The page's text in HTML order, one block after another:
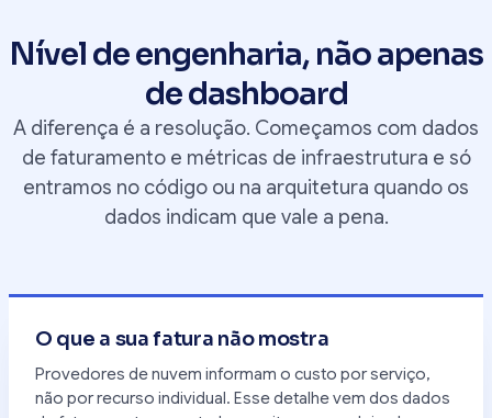
Nível de engenharia, não apenas
de dashboard
A diferença é a resolução. Começamos com dados
de faturamento e métricas de infraestrutura e só
entramos no código ou na arquitetura quando os
dados indicam que vale a pena.
O que a sua fatura não mostra
Provedores de nuvem informam o custo por serviço,
não por recurso individual. Esse detalhe vem dos dados